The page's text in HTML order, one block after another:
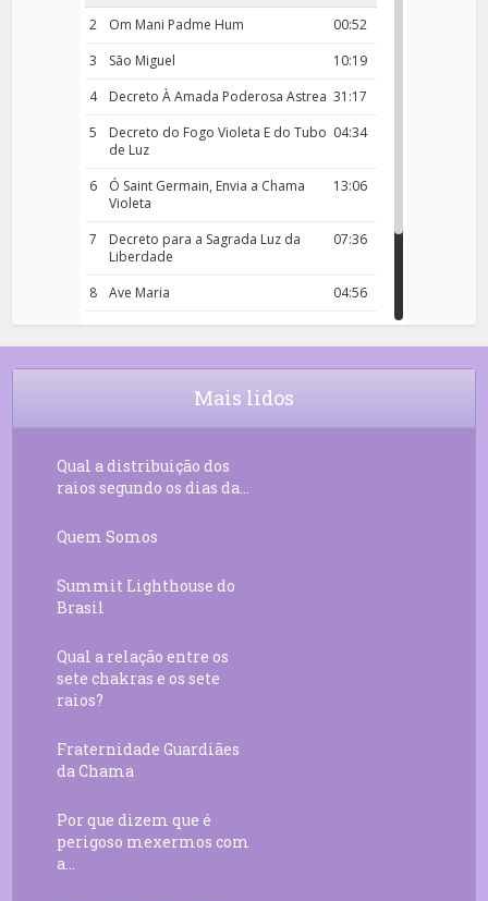
2
00:52
Om Mani Padme Hum
3
10:19
São Miguel
4
31:17
Decreto À Amada Poderosa Astrea
5
04:34
Decreto do Fogo Violeta E do Tubo
de Luz
6
13:06
Ó Saint Germain, Envia a Chama
Violeta
7
07:36
Decreto para a Sagrada Luz da
Liberdade
8
04:56
Ave Maria
9
18:00
Rosário da Criança
10
04:43
Decreto 50.03 – Diante da Vossa
Mais lidos
Qual a distribuição dos
raios segundo os dias da...
Quem Somos
Summit Lighthouse do
Brasil
Qual a relação entre os
sete chakras e os sete
raios?
Fraternidade Guardiães
da Chama
Por que dizem que é
perigoso mexermos com
a...